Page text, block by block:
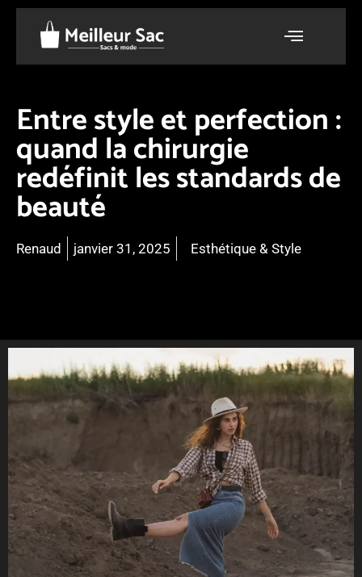
Menu
Entre style et perfection :
quand la chirurgie
redéfinit les standards de
beauté
Renaud janvier 31, 2025 Esthétique & Style